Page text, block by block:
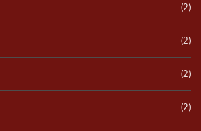
(2)
(2)
(2)
(2)